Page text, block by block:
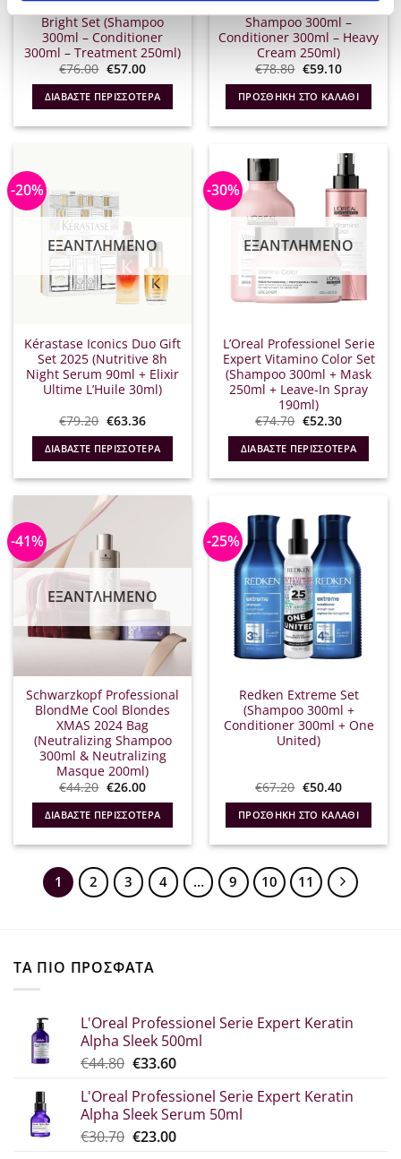
Redken Blondage High
Bright Set (Shampoo
300ml – Conditioner
300ml – Treatment 250ml)
€76.00 Original
was:
€76.00.
€57.00Η
τιμή
είναι:
€57.00.
ΔΙΑΒΆΣΤΕ ΠΕΡΙΣΣΌΤΕΡΑ
Redken All Soft Set (
Shampoo 300ml –
Conditioner 300ml – Heavy
Cream 250ml)
€78.80 Original
was:
€78.80.
€59.10Η
τιμή
είναι:
€59.10.
ΠΡΟΣΘΉΚΗ ΣΤΟ ΚΑΛΆΘΙ
-20%
ΕΞΑΝΤΛΗΜΈΝΟ
Kérastase Iconics Duo Gift
Set 2025 (Nutritive 8h
Night Serum 90ml + Elixir
Ultime L’Huile 30ml)
€79.20 Original
price
was:
€79.20.
€63.36Η
τρέχουσα
τιμή
είναι:
€63.36.
ΔΙΑΒΆΣΤΕ ΠΕΡΙΣΣΌΤΕΡΑ
-30%
ΕΞΑΝΤΛΗΜΈΝΟ
L’Oreal Professionel Serie
Expert Vitamino Color Set
(Shampoo 300ml + Mask
250ml + Leave-In Spray
190ml)
€74.70 Original
price
was:
€74.70.
€52.30Η
τιμή
είναι:
€52.30.
ΔΙΑΒΆΣΤΕ ΠΕΡΙΣΣΌΤΕΡΑ
-41%
ΕΞΑΝΤΛΗΜΈΝΟ
Schwarzkopf Professional
BlondMe Cool Blondes
XMAS 2024 Bag
(Neutralizing Shampoo
300ml & Neutralizing
Masque 200ml)
€44.20 Original
was:
€44.20.
€26.00Η
τιμή
είναι:
€26.00.
ΔΙΑΒΆΣΤΕ ΠΕΡΙΣΣΌΤΕΡΑ
-25%
Redken Extreme Set
(Shampoo 300ml +
Conditioner 300ml + One
United)
€67.20 Original
was:
€67.20.
€50.40Η
τιμή
είναι:
€50.40.
ΠΡΟΣΘΉΚΗ ΣΤΟ ΚΑΛΆΘΙ
1 2 3 4 … 9 10 11
ΤΑ ΠΙΟ ΠΡΟΣΦΑΤΑ
L'Oreal Professionel Serie Expert Keratin
Alpha Sleek 500ml
€44.80 Original
was:
€44.80.
€33.60Η
τιμή
είναι:
€33.60.
L'Oreal Professionel Serie Expert Keratin
Alpha Sleek Serum 50ml
€30.70 Original
€23.00Η